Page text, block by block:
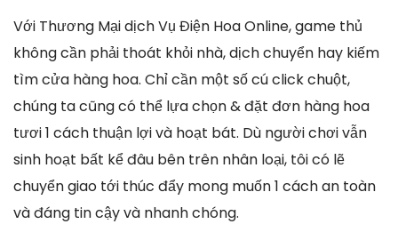
Với Thương Mại dịch Vụ Điện Hoa Online, game thủ
không cần phải thoát khỏi nhà, dịch chuyển hay kiếm
tìm cửa hàng hoa. Chỉ cần một số cú click chuột,
chúng ta cũng có thể lựa chọn & đặt đơn hàng hoa
tươi 1 cách thuận lợi và hoạt bát. Dù người chơi vẫn
sinh hoạt bất kể đâu bên trên nhân loại, tôi có lẽ
chuyển giao tới thúc đẩy mong muốn 1 cách an toàn
và đáng tin cậy và nhanh chóng.